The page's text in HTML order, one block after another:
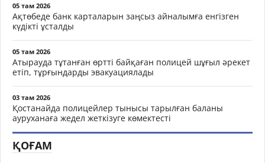
05 там 2026
Ақтөбеде банк карталарын заңсыз айналымға енгізген
күдікті ұсталды
05 там 2026
Атырауда тұтанған өртті байқаған полицей шұғыл әрекет
етіп, тұрғындарды эвакуациялады
03 там 2026
Қостанайда полицейлер тынысы тарылған баланы
ауруханаға жедел жеткізуге көмектесті
ҚОҒАМ